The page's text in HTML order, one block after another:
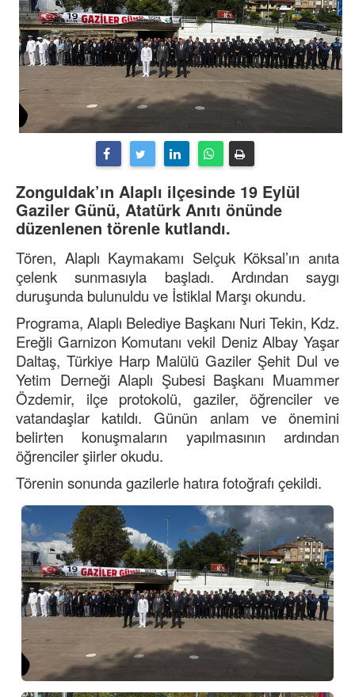
Zonguldak’ın Alaplı ilçesinde 19 Eylül
Gaziler Günü, Atatürk Anıtı önünde
düzenlenen törenle kutlandı.
Tören, Alaplı Kaymakamı Selçuk Köksal’ın anıta
çelenk sunmasıyla başladı. Ardından saygı
duruşunda bulunuldu ve İstiklal Marşı okundu.
Programa, Alaplı Belediye Başkanı Nuri Tekin, Kdz.
Ereğli Garnizon Komutanı vekil Deniz Albay Yaşar
Daltaş, Türkiye Harp Malülü Gaziler Şehit Dul ve
Yetim Derneği Alaplı Şubesi Başkanı Muammer
Özdemir, ilçe protokolü, gaziler, öğrenciler ve
vatandaşlar katıldı. Günün anlam ve önemini
belirten konuşmaların yapılmasının ardından
öğrenciler şiirler okudu.
Törenin sonunda gazilerle hatıra fotoğrafı çekildi.